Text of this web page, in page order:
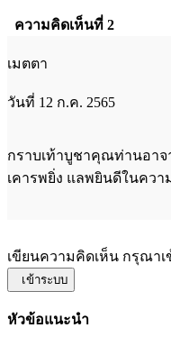
ความคิดเห็นที่ 2
เมตตา
วันที่ 12 ก.ค. 2565
กราบเท้าบูชาคุณท่านอาจ
เคารพยิ่ง แลพยินดีในคว
เขียนความคิดเห็น กรุณาเ
เข้าระบบ
หัวข้อแนะนำ